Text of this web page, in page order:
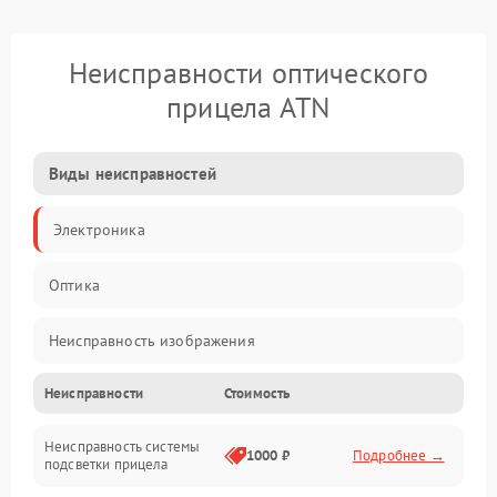
Неисправности оптического
прицела ATN
Виды неисправностей
Электроника
Оптика
Неисправность изображения
Механические повреждения
Неисправность фокусировки и оптики
Неисправности Стоимость
Неисправность системы
подсветки прицела
1000 ₽ Подробнее →